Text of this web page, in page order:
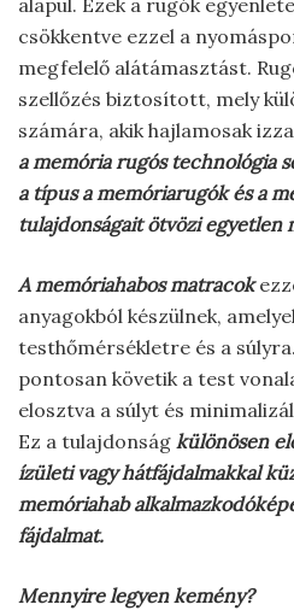
csökkentve ezzel a
megfelelő alátámasztást.
szellőzés biztosított, mely
számára, akik hajlamosak
a memória rugós technológia
a típus a memóriarugók és a
tulajdonságait ötvözi egyetlen
A memóriahabos matracok
anyagokból készülnek,
testhőmérsékletre és a
pontosan követik a test
elosztva a súlyt és
Ez a tulajdonság különösen
ízületi vagy hátfájdalmakkal
memóriahab
fájdalmat.
Mennyire legyen kemény?